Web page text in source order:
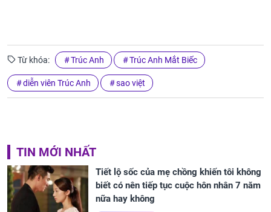
Từ khóa: Trúc Anh Trúc Anh Mắt Biếc
diễn viên Trúc Anh sao việt
TIN MỚI NHẤT
Tiết lộ sốc của mẹ chồng khiến tôi không
biết có nên tiếp tục cuộc hôn nhân 7 năm
nữa hay không